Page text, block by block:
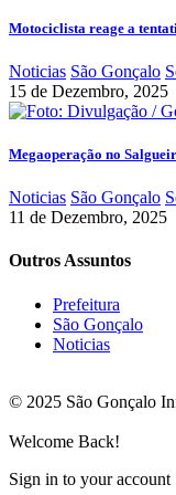
Motociclista reage a
Noticias São Gonçalo
15 de Dezembro, 2025
Megaoperação no
Noticias São Gonçalo
11 de Dezembro, 2025
Outros Assuntos
Prefeitura
São Gonçalo
Noticias
© 2025 São Gonçalo
Welcome Back!
Sign in to your account